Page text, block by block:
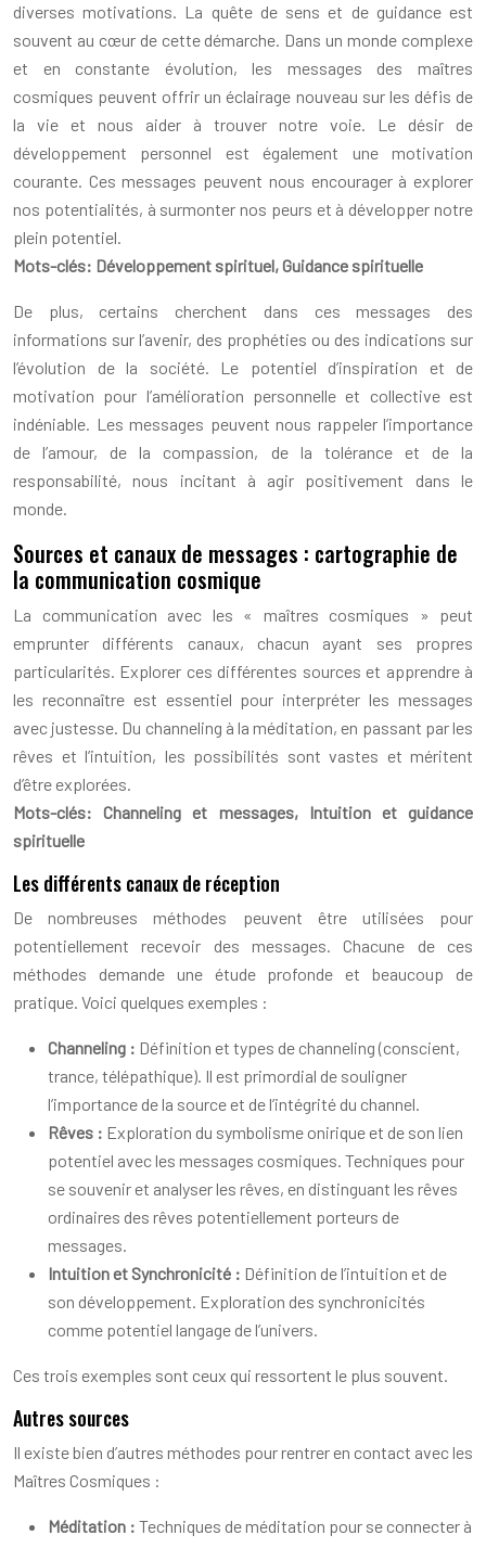
diverses motivations. La quête de sens et de guidance est
souvent au cœur de cette démarche. Dans un monde complexe
et en constante évolution, les messages des maîtres
cosmiques peuvent offrir un éclairage nouveau sur les défis de
la vie et nous aider à trouver notre voie. Le désir de
développement personnel est également une motivation
courante. Ces messages peuvent nous encourager à explorer
nos potentialités, à surmonter nos peurs et à développer notre
plein potentiel.
Mots-clés: Développement spirituel, Guidance spirituelle
De plus, certains cherchent dans ces messages des
informations sur l’avenir, des prophéties ou des indications sur
l’évolution de la société. Le potentiel d’inspiration et de
motivation pour l’amélioration personnelle et collective est
indéniable. Les messages peuvent nous rappeler l’importance
de l’amour, de la compassion, de la tolérance et de la
responsabilité, nous incitant à agir positivement dans le
monde.
Sources et canaux de messages : cartographie de
la communication cosmique
La communication avec les « maîtres cosmiques » peut
emprunter différents canaux, chacun ayant ses propres
particularités. Explorer ces différentes sources et apprendre à
les reconnaître est essentiel pour interpréter les messages
avec justesse. Du channeling à la méditation, en passant par les
rêves et l’intuition, les possibilités sont vastes et méritent
d’être explorées.
Mots-clés: Channeling et messages, Intuition et guidance
spirituelle
Les différents canaux de réception
De nombreuses méthodes peuvent être utilisées pour
potentiellement recevoir des messages. Chacune de ces
méthodes demande une étude profonde et beaucoup de
pratique. Voici quelques exemples :
Channeling : Définition et types de channeling (conscient,
trance, télépathique). Il est primordial de souligner
l’importance de la source et de l’intégrité du channel.
Rêves : Exploration du symbolisme onirique et de son lien
potentiel avec les messages cosmiques. Techniques pour
se souvenir et analyser les rêves, en distinguant les rêves
ordinaires des rêves potentiellement porteurs de
messages.
Intuition et Synchronicité : Définition de l’intuition et de
son développement. Exploration des synchronicités
comme potentiel langage de l’univers.
Ces trois exemples sont ceux qui ressortent le plus souvent.
Autres sources
Il existe bien d’autres méthodes pour rentrer en contact avec les
Maîtres Cosmiques :
Méditation : Techniques de méditation pour se connecter à